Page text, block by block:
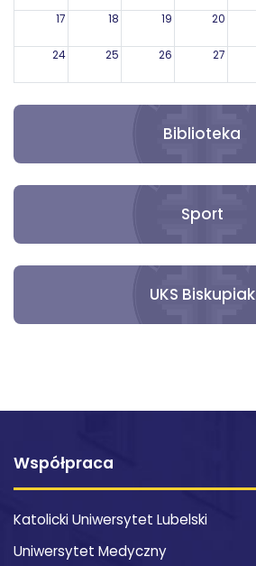
17 18 19 20
24 25 26 27
Biblioteka
Sport
UKS Biskupiak
Współpraca
Katolicki Uniwersytet Lubelski
Uniwersytet Medyczny